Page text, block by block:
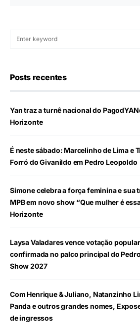
Posts recentes
Yan traz a turnê nacional do
Horizonte
É neste sábado: Marcelinho de Lima e
Forró do Givanildo em Pedro Leopoldo
Simone celebra a força feminina e sua
MPB em novo show “Que mulher é
Horizonte
Laysa Valadares vence votação popular
confirmada no palco principal do
Show 2027
Com Henrique & Juliano, Natanzinho
Panda e outros grandes nomes,
de ingressos